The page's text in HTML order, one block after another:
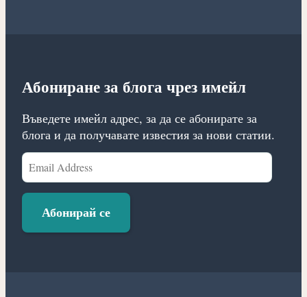
Абониране за блога чрез имейл
Въведете имейл адрес, за да се абонирате за
блога и да получавате известия за нови статии.
Email
Address
Абонирай се